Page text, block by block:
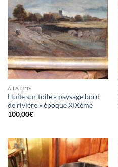
A LA UNE
Huile sur toile « paysage bord
de rivière » époque XIXème
100,00€